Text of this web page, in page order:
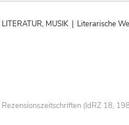
LITERATUR, MUSIK | Literarische
(IdRZ 18,